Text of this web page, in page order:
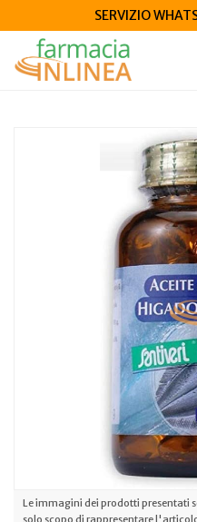
SERVIZIO
Santiveri Olio di fegato di
Le immagini dei prodotti presentati
solo scopo di rappresentare